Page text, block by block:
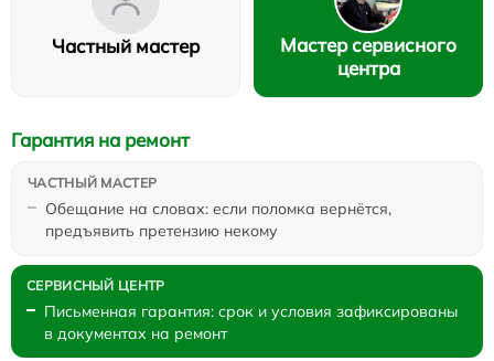
Частный мастер
Мастер сервисного
центра
Обещание на словах: если поломка вернётся,
предъявить претензию некому
Гарантия на ремонт
Письменная гарантия: срок и условия зафиксированы
в документах на ремонт